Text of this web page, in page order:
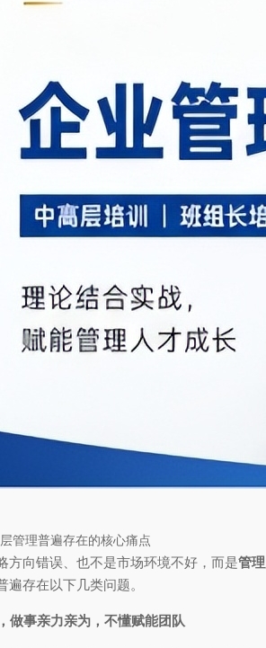
管理普遍存在的核心痛点
方向错误、也不是市场环境不好，而是管
存在以下几类问题。
做事亲力亲为，不懂赋能团队